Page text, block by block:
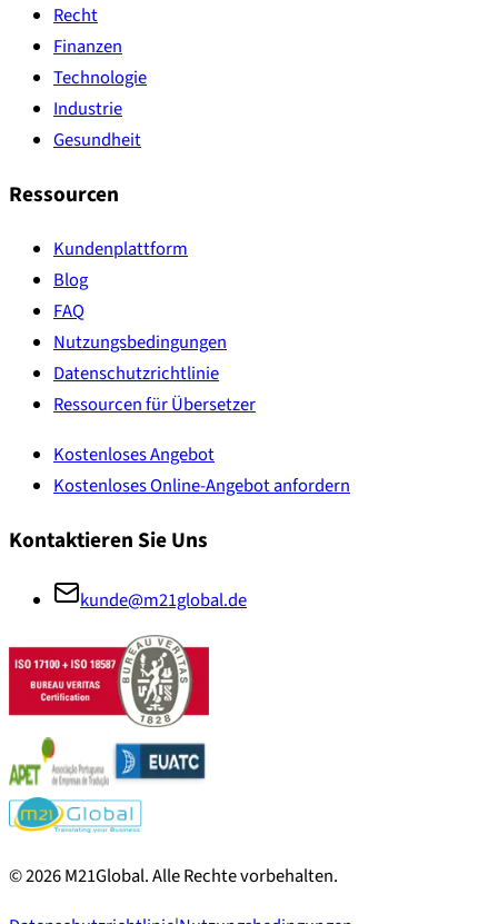
Recht
Finanzen
Technologie
Industrie
Gesundheit
Ressourcen
Kundenplattform
Blog
FAQ
Nutzungsbedingungen
Datenschutzrichtlinie
Ressourcen für Übersetzer
Kostenloses Angebot
Kostenloses Online-Angebot anfordern
Kontaktieren Sie Uns
kunde@m21global.de
©2026M21Global.Alle Rechte vorbehalten.